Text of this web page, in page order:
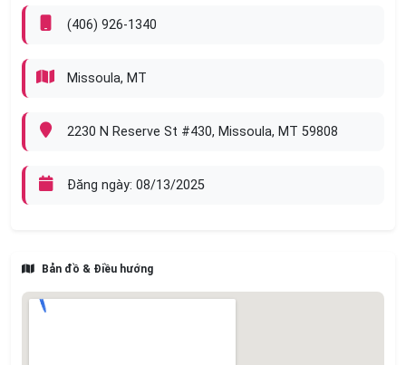
(406) 926-1340
Missoula, MT
2230 N Reserve St #430, Missoula, MT 59808
Đăng ngày: 08/13/2025
Bản đồ & Điều hướng